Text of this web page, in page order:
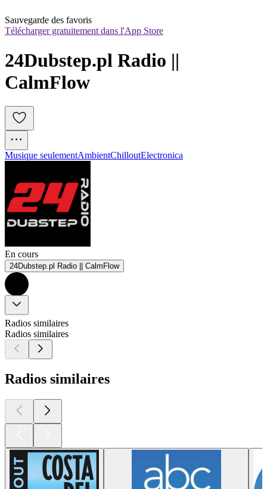
Sauvegarde des favoris
Télécharger gratuitement dans l'App Store
24Dubstep.pl Radio ||
CalmFlow
Musique seulementAmbientChilloutElectronica
En cours
24Dubstep.pl Radio || CalmFlow
Radios similaires
Radios similaires
Radios similaires